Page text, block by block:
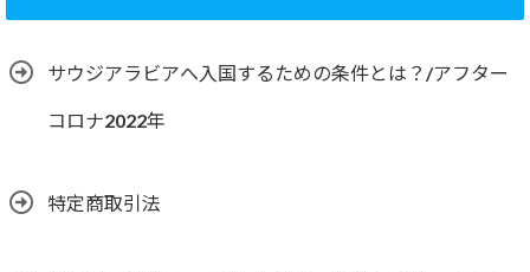
サウジアラビアへ入国するための条件とは？/アフター
コロナ2022年
特定商取引法